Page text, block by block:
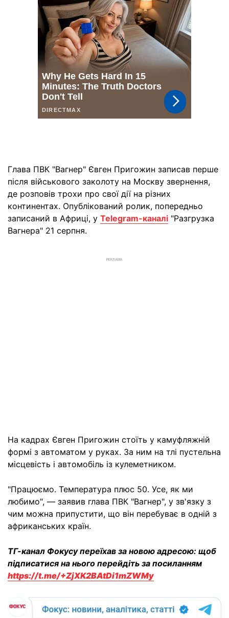
Глава ПВК "Вагнер" Євген Пригожин записав перше
після військового заколоту на Москву звернення,
де розповів трохи про свої дії на різних
континентах. Опублікований ролик, попередньо
записаний в Африці, у Telegram-каналі "Разгрузка
Вагнера" 21 серпня.
РЕКЛАМА
На кадрах Євген Пригожин стоїть у камуфляжній
формі з автоматом у руках. За ним на тлі пустельна
місцевість і автомобіль із кулеметником.
"Працюємо. Температура плюс 50. Усе, як ми
любимо", — заявив глава ПВК "Вагнер", у зв'язку з
чим можна припустити, що він перебуває в одній з
африканських країн.
ТГ-канал Фокусу переїхав за новою адресою: щоб
підписатися на нього перейдіть за посиланням
https://t.me/+ZjXK2BAtDi1mZWMy